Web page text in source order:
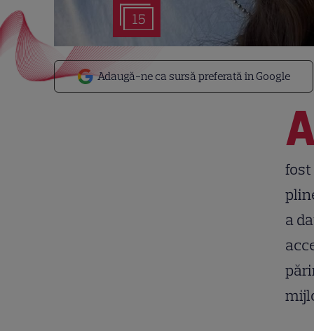
15
Adaugă-ne ca sursă preferată în Google
fost
a